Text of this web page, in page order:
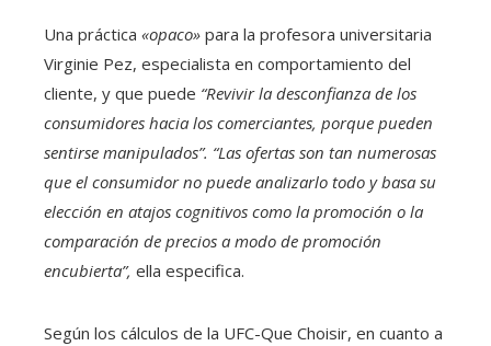
Una práctica «opaco» para la profesora universitaria
Virginie Pez, especialista en comportamiento del
cliente, y que puede “Revivir la desconfianza de los
consumidores hacia los comerciantes, porque pueden
sentirse manipulados”. “Las ofertas son tan numerosas
que el consumidor no puede analizarlo todo y basa su
elección en atajos cognitivos como la promoción o la
comparación de precios a modo de promoción
encubierta”, ella especifica.
Según los cálculos de la UFC-Que Choisir, en cuanto a